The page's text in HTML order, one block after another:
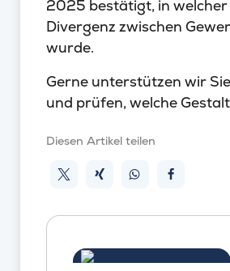
2025 bestätigt, in
Divergenz zwischen
wurde.
Gerne unterstützen wir
und prüfen, welche
Diesen Artikel teilen